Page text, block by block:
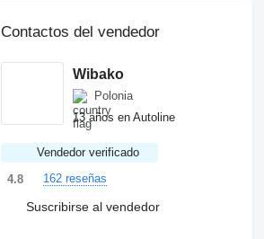
Contactos del vendedor
Wibako
Polonia
13 años en Autoline
Vendedor verificado
4.8
162 reseñas
Suscribirse al vendedor